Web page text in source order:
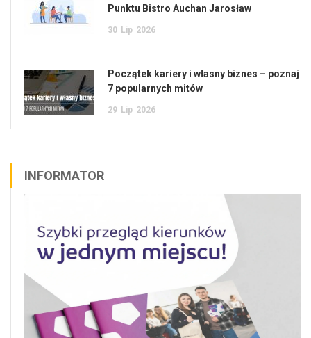
Punktu Bistro Auchan Jarosław
30 Lip 2026
Początek kariery i własny biznes – poznaj
7 popularnych mitów
29 Lip 2026
INFORMATOR